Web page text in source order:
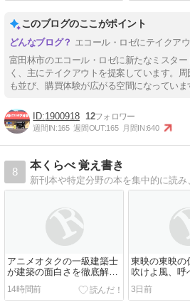
このブログのここがポイント
エコール・ロゼにテイクア
富田林市のエコール・ロゼに新たなミスタ
く、主にテイクアウトを提案しています。
も並び、購買体験が広がる空間になっていま
1900918 12
週間IN:165 週間OUT:165 月間IN:640
8
本くらべ 覚え書き
アニメオタクの一級建築士
が建築の面白さを徹底解剖
する本。
14時間前
東映の東映の
吹けよ風、呼
3日前